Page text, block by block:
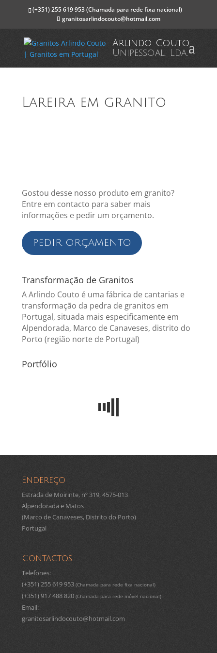
(+351) 255 619 953(Chamada para rede fixa nacional)
granitosarlindocouto@hotmail.com
Arlindo Couto
Unipessoal, Lda.
Lareira em granito
Gostou desse nosso produto em granito?
Entre em contacto para saber mais
informações e pedir um orçamento.
PEDIR ORÇAMENTO
Transformação de Granitos
A Arlindo Couto é uma fábrica de cantarias e
transformação da pedra de granitos em
Portugal, situada mais especificamente em
Alpendorada, Marco de Canaveses, distrito do
Porto (região norte de Portugal)
Portfólio
Endereço
Estrada de Moirinte, nº 319, 4575-013
Alpendorada e Matos
(Marco de Canaveses, Distrito do Porto)
Portugal
Contactos
Telefones:
(+351) 255 619 953 (Chamada para rede fixa nacional)
(+351) 917 488 820 (Chamada para rede móvel nacional)
Email:
granitosarlindocouto@hotmail.com